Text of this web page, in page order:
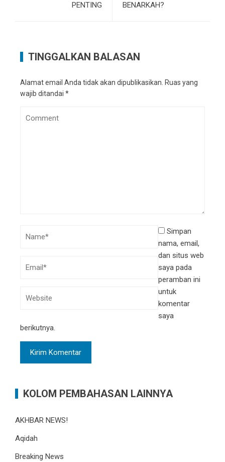
PENTING
BENARKAH?
TINGGALKAN BALASAN
Alamat email Anda tidak akan dipublikasikan. Ruas yang
wajib ditandai *
Simpan
nama, email,
dan situs web
saya pada
peramban ini
untuk
komentar
saya
berikutnya.
KOLOM PEMBAHASAN LAINNYA
AKHBAR NEWS!
Aqidah
Breaking News